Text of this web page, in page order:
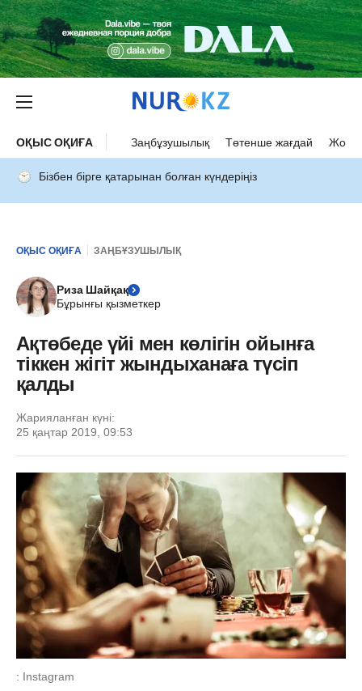
ОҚЫС ОҚИҒА Заңбұзушылық Төтенше жағдай Жол
Бізбен бірге қатарынан болған күндеріңіз
ОҚЫС ОҚИҒА ЗАҢБҰЗУШЫЛЫҚ
Риза Шайқақ
Бұрынғы қызметкер
Ақтөбеде үйі мен көлігін ойынға
тіккен жігіт жындыханаға түсіп
қалды
Жарияланған күні:
25 қаңтар 2019, 09:53
: Instagram